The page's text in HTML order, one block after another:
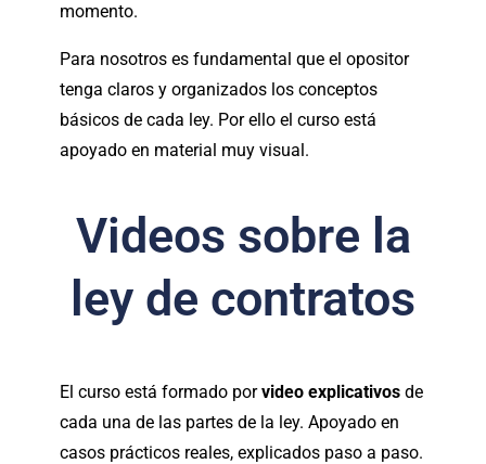
momento.
Para nosotros es fundamental que el opositor
tenga claros y organizados los conceptos
básicos de cada ley. Por ello el curso está
apoyado en material muy visual.
Videos sobre la
ley de contratos
El curso está formado porvideo explicativosde
cada una de las partes de la ley. Apoyado en
casos prácticos reales, explicados paso a paso.